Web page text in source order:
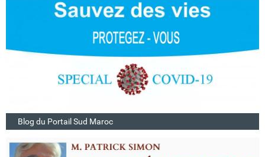
Blog du Portail Sud Maroc